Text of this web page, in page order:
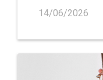
14/06/2026